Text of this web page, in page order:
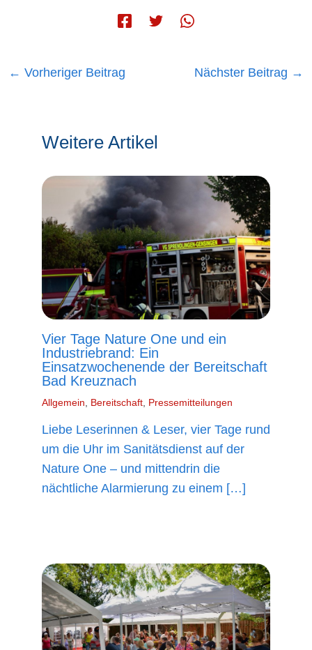
← Vorheriger Beitrag Nächster Beitrag →
Weitere Artikel
Vier Tage Nature One und ein
Industriebrand: Ein
Einsatzwochenende der Bereitschaft
Bad Kreuznach
Allgemein Bereitschaft, Pressemitteilungen
Liebe Leserinnen & Leser, vier Tage rund
um die Uhr im Sanitätsdienst auf der
Nature One – und mittendrin die
nächtliche Alarmierung zu einem […]